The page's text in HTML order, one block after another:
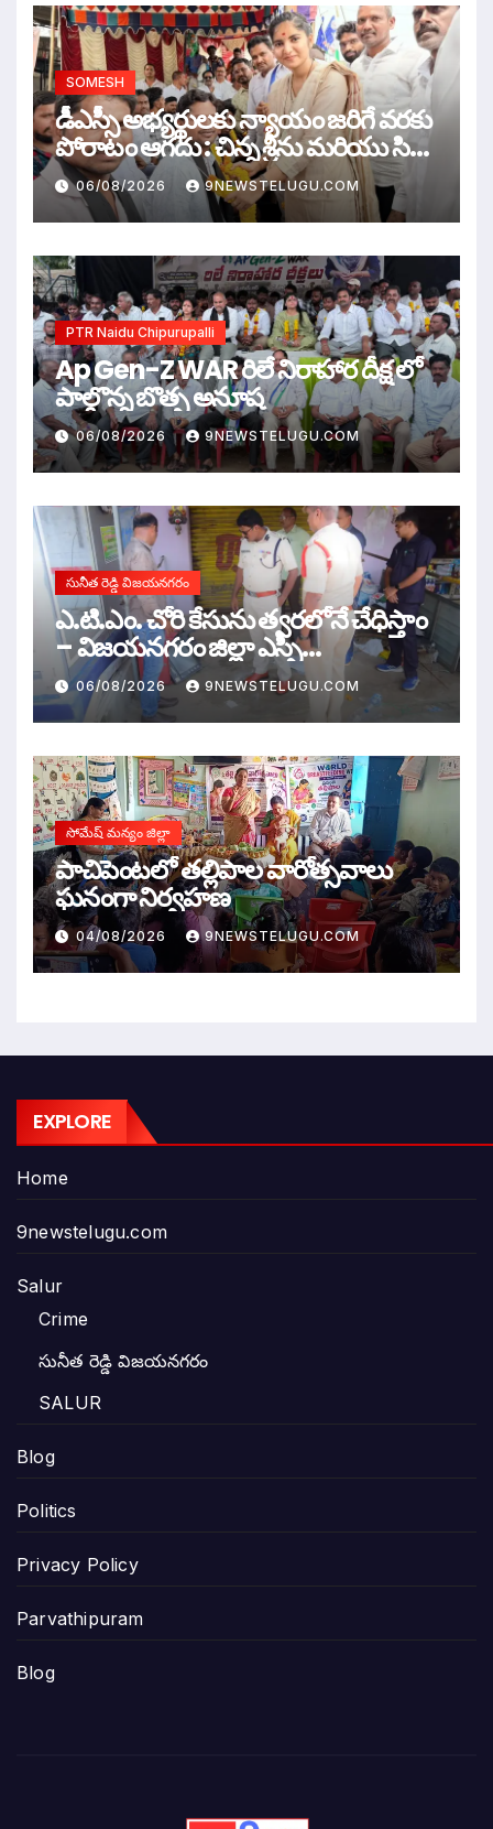
SOMESH
డీఎస్సీ అభ్యర్థులకు న్యాయం జరిగే వరకు
పోరాటం ఆగదు : చిన్న శ్రీను మరియు సిరి
సహస్ర
06/08/2026 9NEWSTELUGU.COM
PTR Naidu Chipurupalli
Ap Gen-Z WAR రిలే నిరాహార దీక్ష లో
పాల్గొన్న బొత్స అనూష
06/08/2026 9NEWSTELUGU.COM
సునీత రెడ్డి విజయనగరం
ఎ.టి.ఎం. చోరి కేసును త్వరలోనే చేధిస్తాం
– విజయనగరం జిల్లా ఎస్పీ
ఎ.ఆర్.దామోదర్,ఐపిఎస్
06/08/2026 9NEWSTELUGU.COM
సోమేష్ మన్యం జిల్లా
పాచిపెంటలో తల్లిపాల వారోత్సవాలు
ఘనంగా నిర్వహణ
04/08/2026 9NEWSTELUGU.COM
EXPLORE
Home
9newstelugu.com
Salur
Crime
సునీత రెడ్డి విజయనగరం
SALUR
Blog
Politics
Privacy Policy
Parvathipuram
Blog